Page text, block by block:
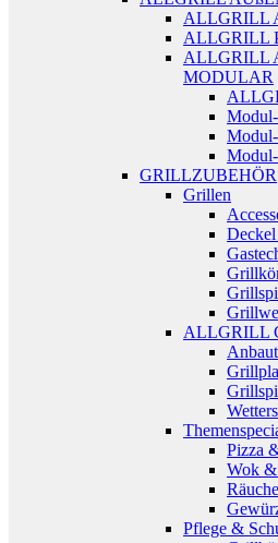
ALLGRILL
ALLGRILL
ALLGRILL
MODULAR
GRILLZUBEHÖR
Grillen
ALLGRILL
Pizza
Wok
Pflege &